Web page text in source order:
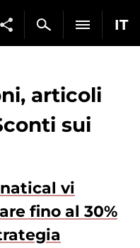
IT
articoli
sui
vi
fino al 30%